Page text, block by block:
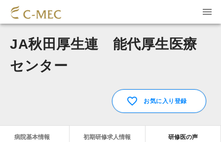
JA秋田厚生連 能代厚生医療
センター
お気に入り登録
病院基本情報 初期研修求人情報 研修医の声